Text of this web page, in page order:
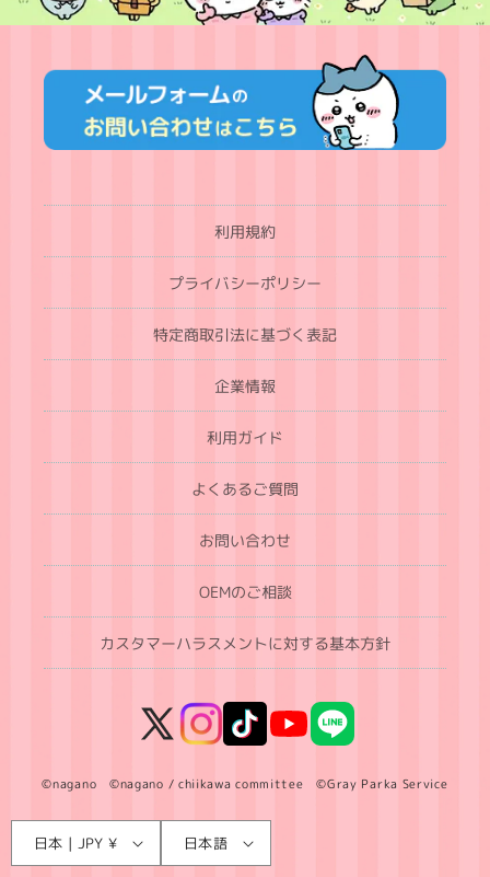
利用規約
プライバシーポリシー
特定商取引法に基づく表記
企業情報
利用ガイド
よくあるご質問
お問い合わせ
OEMのご相談
カスタマーハラスメントに対する基本方針
X
InstagramTikTokYouTubeLINE
©nagano ©nagano / chiikawa committee ©Gray Parka Service
国
/
日本 | JPY ¥ 日本語